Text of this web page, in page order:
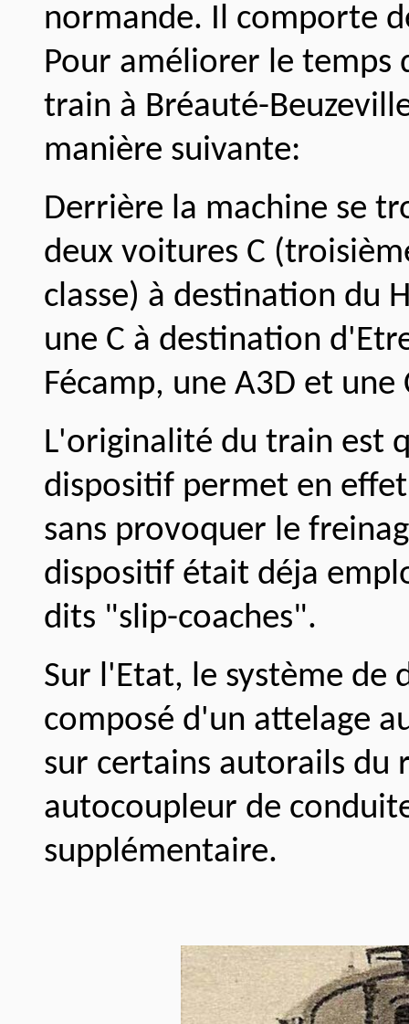
normande. Il comporte
Pour améliorer le
train à Bréauté-
manière suivante:
Derrière la machine se
deux voitures C
classe) à destination du
une C à destination
Fécamp, une A3D et
L'originalité du train est
dispositif permet en
sans provoquer le
dispositif était déja
dits "slip-coaches".
Sur l'Etat, le système de
composé d'un attelage
sur certains autorails du
autocoupleur de
supplémentaire.